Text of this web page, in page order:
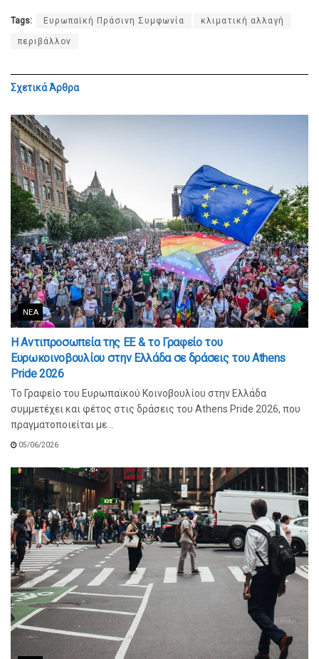
Tags: Ευρωπαϊκή Πράσινη Συμφωνία κλιματική αλλαγή
περιβάλλον
ΣχετικάΆρθρα
ΝΈΑ
Η Αντιπροσωπεία της ΕΕ & το Γραφείο του
Ευρωκοινοβουλίου στην Ελλάδα σε δράσεις του Athens
Pride 2026
Το Γραφείο του Ευρωπαϊκού Κοινοβουλίου στην Ελλάδα
συμμετέχει και φέτος στις δράσεις του Athens Pride 2026, που
πραγματοποιείται με...
05/06/2026